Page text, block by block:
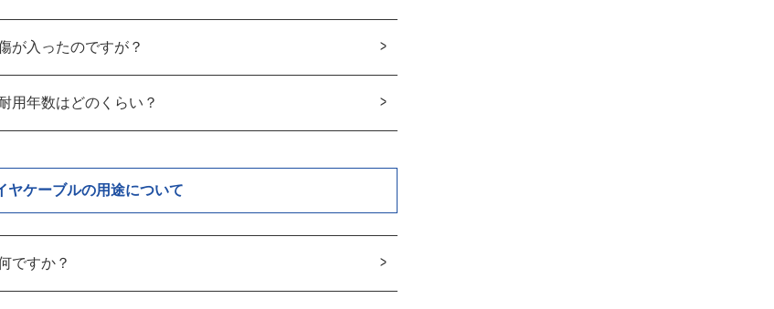
が入ったのですが？
用年数はどのくらい？
ヤケーブルの用途について
ですか？